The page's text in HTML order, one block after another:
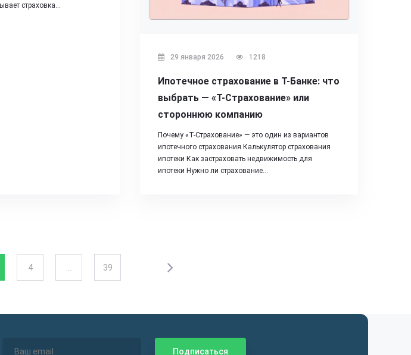
страховка…
29 января 2026 1218
Ипотечное страхование в Т-Банке: что
выбрать — «Т-Страхование» или
стороннюю компанию
Почему «Т-Страхование» — это один из вариантов
ипотечного страхования Калькулятор страхования
ипотеки Как застраховать недвижимость для
ипотеки Нужно ли страхование…
4 39